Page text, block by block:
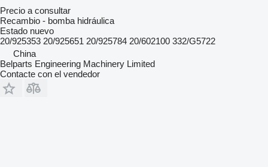
Precio a consultar
Recambio - bomba hidráulica
Estado nuevo
20/925353 20/925651 20/925784 20/602100 332/G5722
China
Belparts Engineering Machinery Limited
Contacte con el vendedor